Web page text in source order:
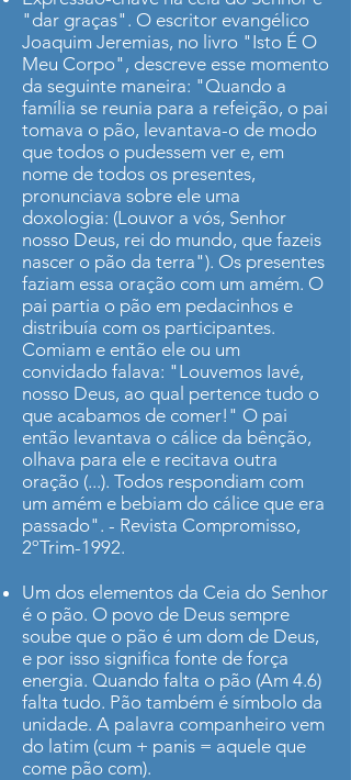
"dar graças". O escritor evangélico
Joaquim Jeremias, no livro "Isto É O
Meu Corpo", descreve esse momento
da seguinte maneira: "Quando a
família se reunia para a refeição, o pai
tomava o pão, levantava-o de modo
que todos o pudessem ver e, em
nome de todos os presentes,
pronunciava sobre ele uma
doxologia: (Louvor a vós, Senhor
nosso Deus, rei do mundo, que fazeis
nascer o pão da terra"). Os presentes
faziam essa oração com um amém. O
pai partia o pão em pedacinhos e
distribuía com os participantes.
Comiam e então ele ou um
convidado falava: "Louvemos Iavé,
nosso Deus, ao qual pertence tudo o
que acabamos de comer!" O pai
então levantava o cálice da bênção,
olhava para ele e recitava outra
oração (...). Todos respondiam com
um amém e bebiam do cálice que era
passado". - Revista Compromisso,
2ºTrim-1992.
Um dos elementos da Ceia do Senhor
é o pão. O povo de Deus sempre
soube que o pão é um dom de Deus,
e por isso significa fonte de força
energia. Quando falta o pão (Am 4.6)
falta tudo. Pão também é símbolo da
unidade. A palavra companheiro vem
do latim (cum + panis = aquele que
come pão com).